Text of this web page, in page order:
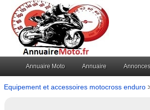
Annuaire Moto Annuaire Annonces
Equipement et accessoires motocross enduro